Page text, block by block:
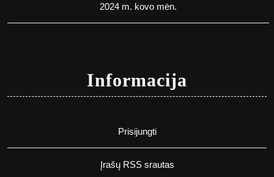
2024 m. kovo mėn.
Informacija
Prisijungti
Įrašų RSS srautas